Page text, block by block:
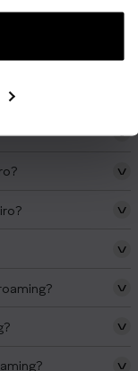
seus interesses
Pode gerir a